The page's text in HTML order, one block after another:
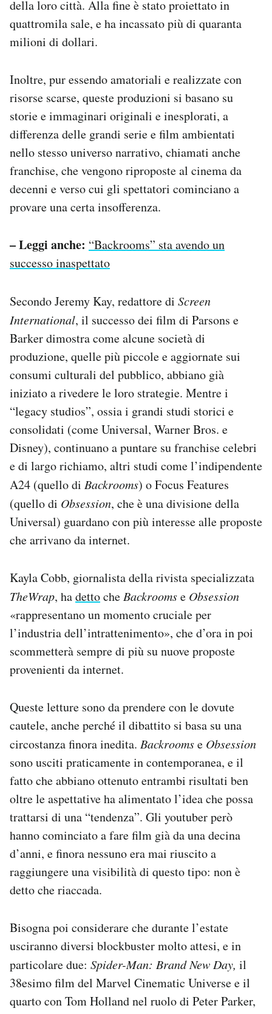
della loro città. Alla fine è stato proiettato in
quattromila sale, e ha incassato più di quaranta
milioni di dollari.
Inoltre, pur essendo amatoriali e realizzate con
risorse scarse, queste produzioni si basano su
storie e immaginari originali e inesplorati, a
differenza delle grandi serie e film ambientati
nello stesso universo narrativo, chiamati anche
franchise, che vengono riproposte al cinema da
decenni e verso cui gli spettatori cominciano a
provare una certa insofferenza.
– Leggi anche: “Backrooms” sta avendo un
successo inaspettato
Secondo Jeremy Kay, redattore di Screen
International, il successo dei film di Parsons e
Barker dimostra come alcune società di
produzione, quelle più piccole e aggiornate sui
consumi culturali del pubblico, abbiano già
iniziato a rivedere le loro strategie. Mentre i
“legacy studios”, ossia i grandi studi storici e
consolidati (come Universal, Warner Bros. e
Disney), continuano a puntare su franchise celebri
e di largo richiamo, altri studi come l’indipendente
A24 (quello di Backrooms) o Focus Features
(quello di Obsession, che è una divisione della
Universal) guardano con più interesse alle proposte
che arrivano da internet.
Kayla Cobb, giornalista della rivista specializzata
TheWrap, hadettoche Backroomse Obsession
«rappresentano un momento cruciale per
l’industria dell’intrattenimento», che d’ora in poi
scommetterà sempre di più su nuove proposte
provenienti da internet.
Queste letture sono da prendere con le dovute
cautele, anche perché il dibattito si basa su una
circostanza finora inedita. Backroomse Obsession
sono usciti praticamente in contemporanea, e il
fatto che abbiano ottenuto entrambi risultati ben
oltre le aspettative ha alimentato l’idea che possa
trattarsi di una “tendenza”. Gli youtuber però
hanno cominciato a fare film già da una decina
d’anni, e finora nessuno era mai riuscito a
raggiungere una visibilità di questo tipo: non è
detto che riaccada.
Bisogna poi considerare che durante l’estate
usciranno diversi blockbuster molto attesi, e in
particolare due: Spider-Man: Brand New Day, il
38esimo film del Marvel Cinematic Universe e il
quarto con Tom Holland nel ruolo di Peter Parker,